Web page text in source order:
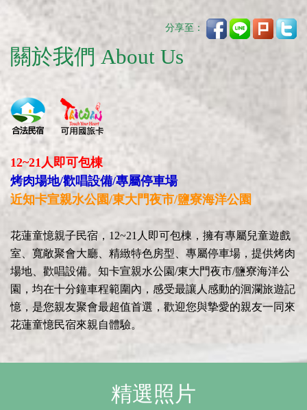
分享至：
關於我們 About Us
12~21人即可包棟
烤肉場地/歡唱設備/專屬停車場
近​知卡宣親水公園/東大門夜市/鹽寮海洋公園
花蓮童憶親子民宿，12~21人即可包棟，擁有專屬兒童遊戲
室、寬敞聚會大廳、精緻特色房型、專屬停車場，提供烤肉
場地、歡唱設備。知卡宣親水公園/東大門夜市/鹽寮海洋公
園，均在十分鐘車程範圍內，感受最讓人感動的洄瀾旅遊記
憶，是您親友聚會最超值首選，歡迎您與摯愛的親友一同來
花蓮童憶民宿來親自體驗。
精選照片